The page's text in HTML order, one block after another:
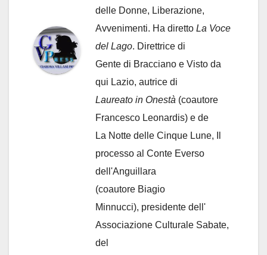
delle Donne, Liberazione,
Avvenimenti. Ha diretto La Voce
del Lago. Direttrice di
Gente di Bracciano e Visto da
qui Lazio, autrice di
Laureato in Onestà (coautore
Francesco Leonardis) e de
La Notte delle Cinque Lune, Il
processo al Conte Everso
dell'Anguillara
(coautore Biagio
Minnucci), presidente dell'
Associazione Culturale Sabate,
del